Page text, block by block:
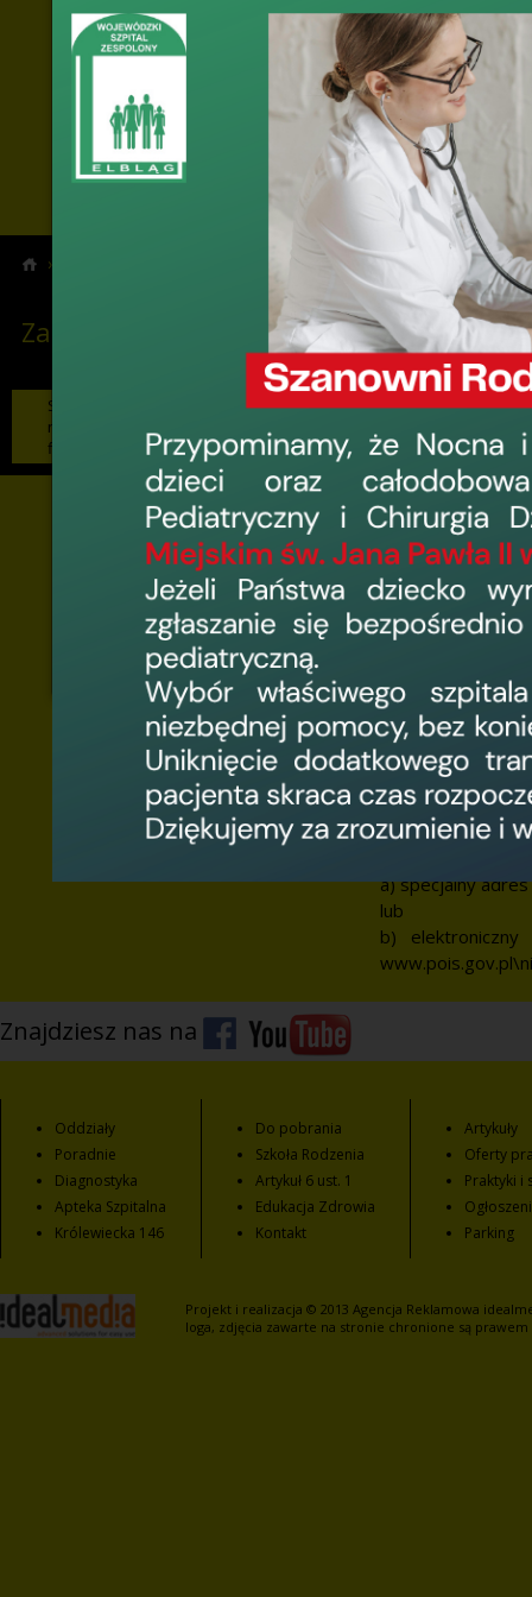
› Projekty Unii Europejskiej i Budżetu Państwa Zakup
Zakup ambulansu dla DRM
Sygnalizowanie potencjalnych
nieprawidłowości lub nadużyć
finansowych
Mechanizm
finansowych
Wojewódzki
Działu
lata 2014-2020,
informuje o
Mechanizm ten
Jest to narzędzie
nieprawidłowości
a) specjalny adres
lub
b)
Znajdziesz nas na
Oddziały
Poradnie
Diagnostyka
Apteka Szpitalna
Królewiecka 146
Do pobrania
Szkoła Rodzenia
Artykuł 6 ust. 1
Edukacja Zdrowia
Kontakt
Artykuły
Oferty
Praktyki i
Parking
Projekt i realizacja © 2013 Agencja Reklamowa
loga, zdjęcia zawarte na stronie chronione są